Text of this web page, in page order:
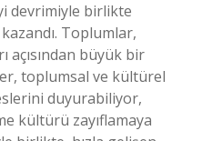
devrimiyle birlikte
Toplumlar,
açısından büyük bir
toplumsal ve kültürel
duyurabiliyor,
kültürü zayıflamaya